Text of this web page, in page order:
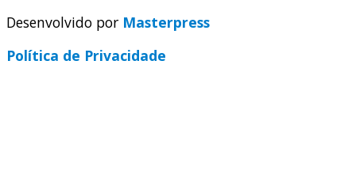
Desenvolvido por Masterpress
Política de Privacidade